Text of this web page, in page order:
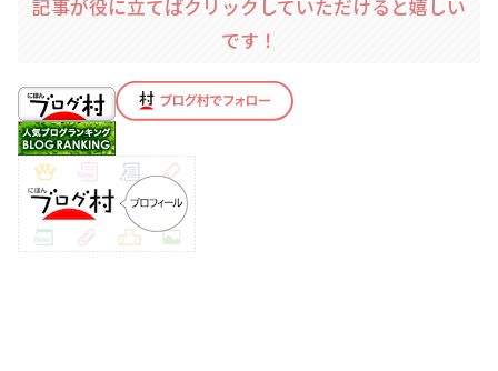
記事が役に立てばクリックしていただけると嬉しい
です！